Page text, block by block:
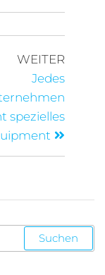
WEITER
Jedes
spezielles